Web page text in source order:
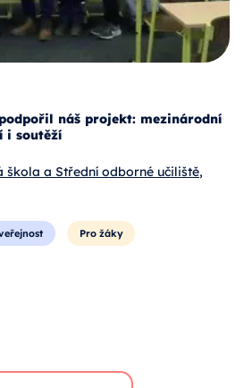
náš projekt: mezinárodní
i soutěží
škola a Střední odborné učiliště,
Pro žáky